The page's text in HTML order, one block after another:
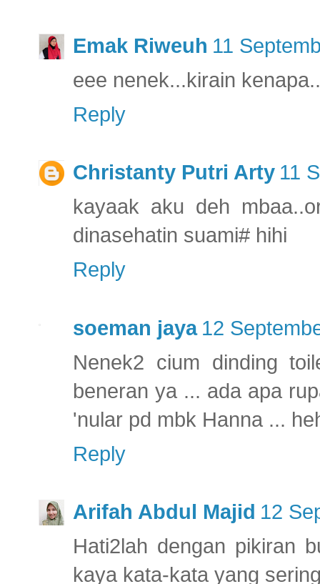
Emak Riweuh 11
eee nenek...kirain
Reply
Christanty Putri Arty 11
kayaak aku deh
dinasehatin suami# hihi
Reply
soeman jaya 12
Nenek2 cium dinding
beneran ya ... ada apa
'nular pd mbk Hanna ...
Reply
Arifah Abdul Majid 12
Hati2lah dengan pikiran
kaya kata-kata yang